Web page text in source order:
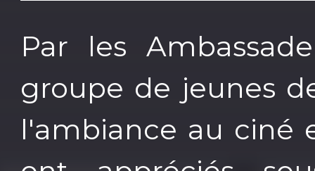
Par les
groupe de jeunes
l'ambiance au ciné